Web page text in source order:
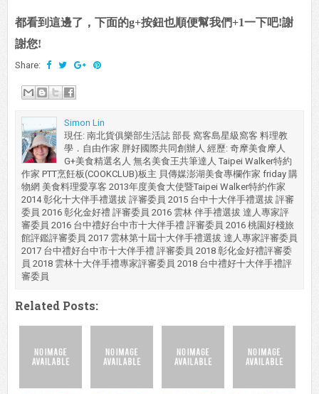
都看到這邊了，下面的g+按鈕也順便幫我們+1一下吧!謝
謝您!
Share:
Simon Lin
現任: 南北貨俱樂部生活誌 部長 窩客島星級窩客 料理教
學．自由作家 胖好國際共同創辦人 經歷: 奇摩美食摩人
G+美食精選名人 無名美食王共筆達人 Taipei Walker特約
作家 PTT烹飪板(COOKCLUB)板主 貝傳媒澎湖美食專欄作家 friday 購
物網 美食料理愛享客 2013年度美食大使暨Taipei Walker特約作家
2014 彰化十大伴手禮選拔 評審委員 2015 台中十大伴手禮選拔 評審
委員 2016 彰化金好禮 評審委員 2016 雲林 伴手禮選拔 達人專家評
審委員 2016 台中禮好台中市十大伴手禮 評審委員 2016 桃園好棧旅
館評鑑評審委員 2017 雲林第十屆十大伴手禮選拔 達人專家評審委員
2017 台中禮好台中市十大伴手禮 評審委員 2018 彰化金好禮評審委
員 2018 雲林十大伴手禮專家評審委員 2018 台中禮好十大伴手禮評
審委員
Related Posts: